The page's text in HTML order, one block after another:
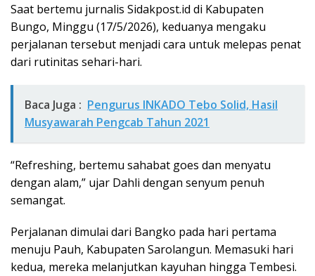
Saat bertemu jurnalis Sidakpost.id di Kabupaten
Bungo, Minggu (17/5/2026), keduanya mengaku
perjalanan tersebut menjadi cara untuk melepas penat
dari rutinitas sehari-hari.
Baca Juga : Pengurus INKADO Tebo Solid, Hasil
Musyawarah Pengcab Tahun 2021
“Refreshing, bertemu sahabat goes dan menyatu
dengan alam,” ujar Dahli dengan senyum penuh
semangat.
Perjalanan dimulai dari Bangko pada hari pertama
menuju Pauh, Kabupaten Sarolangun. Memasuki hari
kedua, mereka melanjutkan kayuhan hingga Tembesi.